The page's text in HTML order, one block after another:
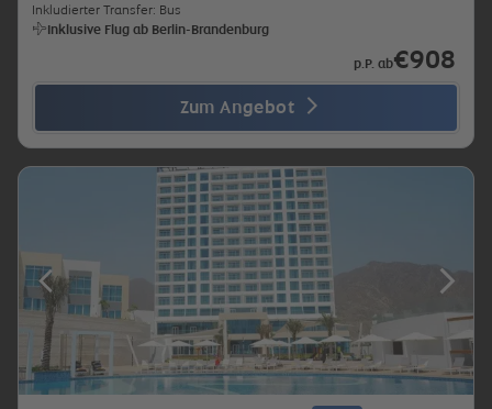
Inkludierter Transfer: Bus
Inklusive Flug ab Berlin-Brandenburg
p.P. ab€908
Zum Angebot